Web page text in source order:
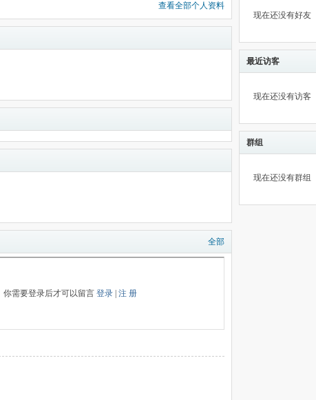
查看全部个人资料
全部
你需要登录后才可以留言 登录 注 册
现在还没有好友
最近访客
现在还没有访客
群组
现在还没有群组